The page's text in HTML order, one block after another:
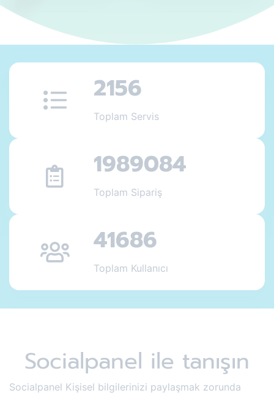
2156
Toplam Servis
1989084
Toplam Sipariş
41686
Toplam Kullanıcı
Socialpanel ile tanışın
Socialpanel Kişisel bilgilerinizi paylaşmak zorunda